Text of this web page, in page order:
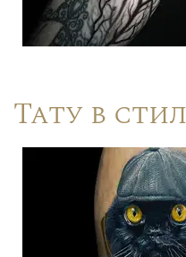
Тату в